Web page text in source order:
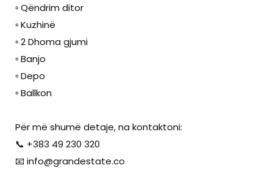
▫️ Qëndrim ditor
▫️ Kuzhinë
▫️ 2 Dhoma gjumi
▫️ Banjo
▫️ Depo
▫️ Ballkon
Për më shumë detaje, na kontaktoni:
📞 +383 49 230 320
📧 info@grandestate.co